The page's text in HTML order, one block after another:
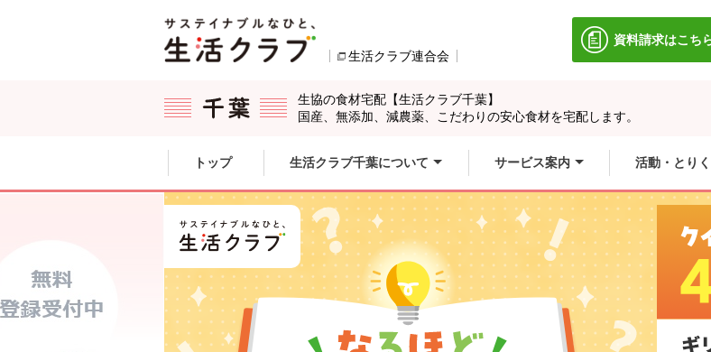
生活クラブ連合会 別のウィンドウで開きます。
資料請求はこち
別のウィ
生協の食材宅配【生活クラブ千葉】
国産、無添加、減農薬、こだわりの安心食材を宅配します。
ここからサイト内共通メニューです。
サイト内共通メニューをスキップする
トップ 生活クラブ千葉について サービス案内 活動・とり
サイト内共通メニューここまで。
スライドの開始位置です。